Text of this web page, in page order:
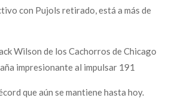
con Pujols retirado, está a más de
Wilson de los Cachorros de Chicago
impresionante al impulsar 191
que aún se mantiene hasta hoy.